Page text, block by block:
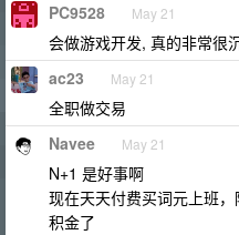
PC9528 May 21
会做游戏开发, 真的非常很
ac23 May 21
全职做交易
Navee May 21
N+1 是好事啊
现在天天付费买词元上班
积金了